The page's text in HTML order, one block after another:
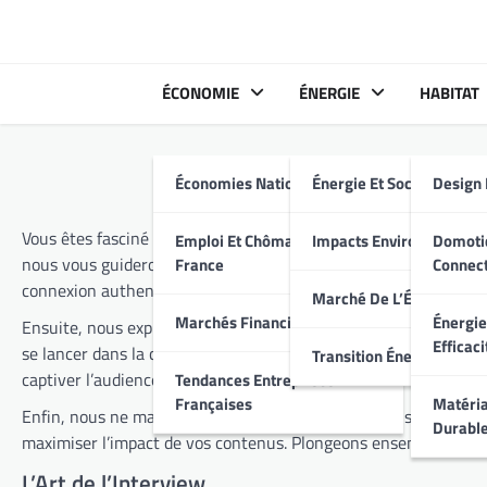
ÉCONOMIE
Économies Nationales
Emploi Et Chômage En
France
Marchés Financiers Français
Tendances Entreprises
Françaises
ÉNERGIE
Énergie Et Société
Impacts
Marché De L’Énergie
Transition Énergétique
HABITAT
Vous êtes fasciné par les histoires de vie et les parcours
nous vous guiderons à travers les techniques essentielles
connexion authentique avec vos sujets et gérer les émotions
Ensuite, nous explorerons les récits de personnalités qui ont
se lancer dans la création de portraits, nous partagerons des
captiver l’audience.
Enfin, nous ne manquerons pas de vous fournir des
maximiser l’impact de vos contenus. Plongeons ensemble